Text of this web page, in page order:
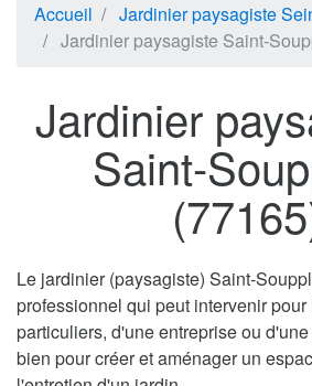
Accueil
Jardinier paysagiste
Jardinier paysagiste Saint-
Jardinier
Saint-
Le jardinier (paysagiste) Saint-
professionnel qui peut intervenir
particuliers, d'une entreprise ou
bien pour créer et aménager un